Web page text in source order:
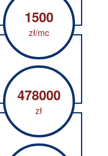
1500
zł/mc
478000
zł